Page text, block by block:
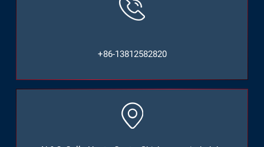
+86-13812582820